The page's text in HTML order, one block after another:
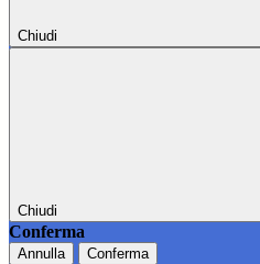
Chiudi
Chiudi
Conferma
Annulla Conferma